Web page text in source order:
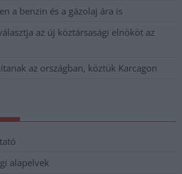
a benzin és a gázolaj ára is
az új köztársasági elnököt az
az országban, köztük Karcagon
alapelvek